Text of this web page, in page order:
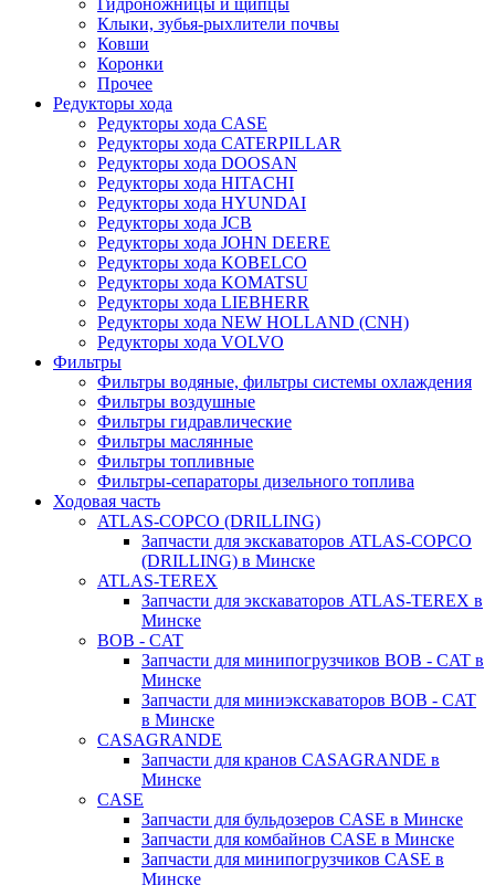
Гидроножницы и щипцы
Клыки, зубья-рыхлители почвы
Ковши
Коронки
Прочее
Редукторы хода
Редукторы хода CASE
Редукторы хода CATERPILLAR
Редукторы хода DOOSAN
Редукторы хода HITACHI
Редукторы хода HYUNDAI
Редукторы хода JCB
Редукторы хода JOHN DEERE
Редукторы хода KOBELCO
Редукторы хода KOMATSU
Редукторы хода LIEBHERR
Редукторы хода NEW HOLLAND (CNH)
Редукторы хода VOLVO
Фильтры
Фильтры водяные, фильтры системы охлаждения
Фильтры воздушные
Фильтры гидравлические
Фильтры маслянные
Фильтры топливные
Фильтры-сепараторы дизельного топлива
Ходовая часть
ATLAS-COPCO (DRILLING)
Запчасти для экскаваторов ATLAS-COPCO
(DRILLING) в Минске
ATLAS-TEREX
Запчасти для экскаваторов ATLAS-TEREX в
Минске
BOB - CAT
Запчасти для минипогрузчиков BOB - CAT в
Минске
Запчасти для миниэкскаваторов BOB - CAT
в Минске
CASAGRANDE
Запчасти для кранов CASAGRANDE в
Минске
CASE
Запчасти для бульдозеров CASE в Минске
Запчасти для комбайнов CASE в Минске
Запчасти для минипогрузчиков CASE в
Минске